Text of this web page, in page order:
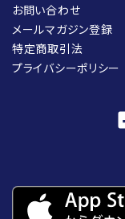
お問い合わせ
メールマガジン登録
特定商取引法
プライバシーポリシー